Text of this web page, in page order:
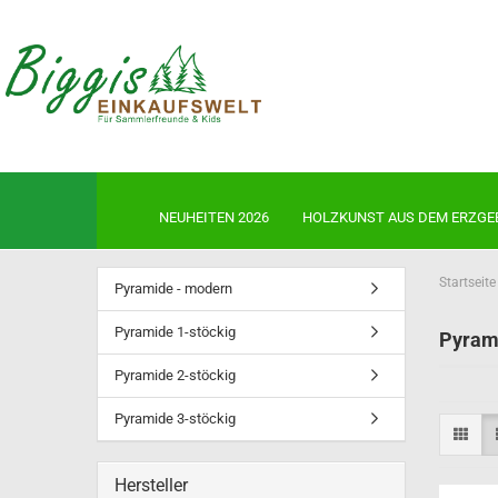
NEUHEITEN 2026 HOLZKUNST AUS DEM
Ulbricht Auslaufmodelle-jetzt
sichern!
Ulbricht Räuchermänner
Startseite
Pyramide - modern
Pyramide 1-stöckig
Pyramide 2-stöckig
Pyramide 3-stöckig
Hersteller